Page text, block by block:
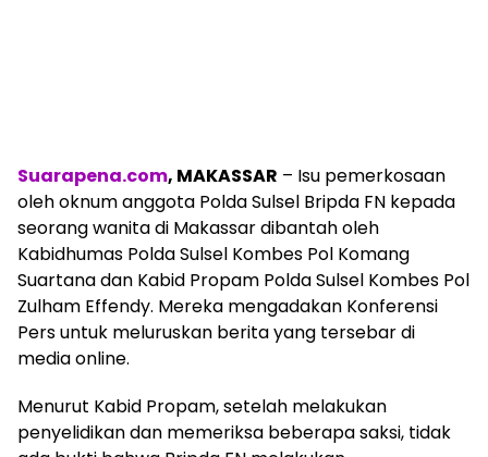
Suarapena.com, MAKASSAR – Isu pemerkosaan
oleh oknum anggota Polda Sulsel Bripda FN kepada
seorang wanita di Makassar dibantah oleh
Kabidhumas Polda Sulsel Kombes Pol Komang
Suartana dan Kabid Propam Polda Sulsel Kombes Pol
Zulham Effendy. Mereka mengadakan Konferensi
Pers untuk meluruskan berita yang tersebar di
media online.
Menurut Kabid Propam, setelah melakukan
penyelidikan dan memeriksa beberapa saksi, tidak